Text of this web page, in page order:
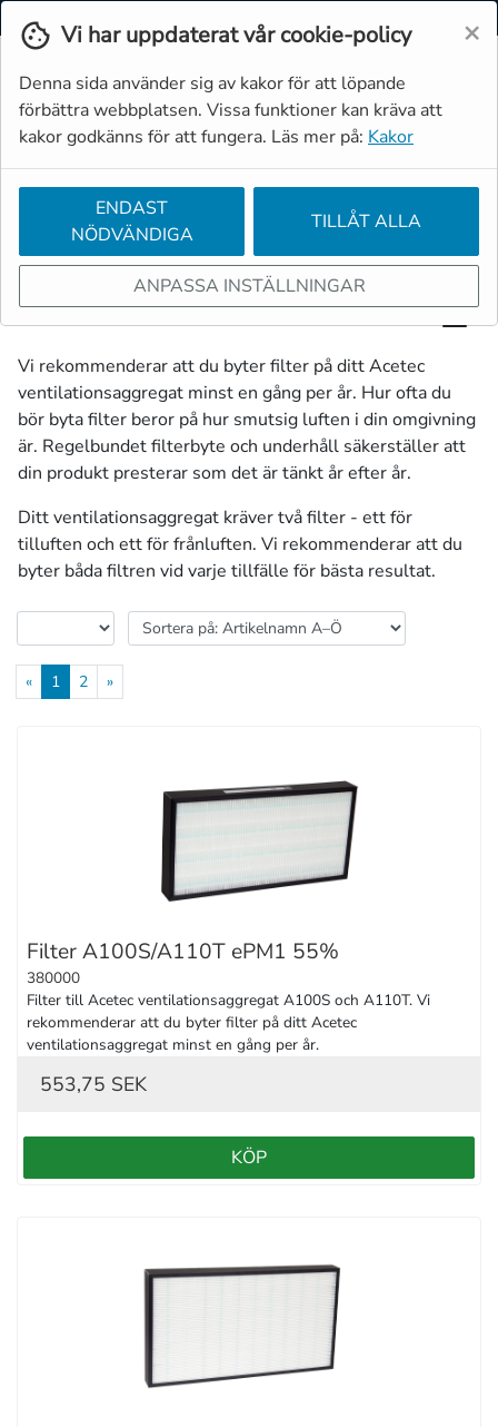
Vi har uppdaterat vår cookie-policy ×
Denna sida använder sig av kakor för att löpande
förbättra webbplatsen. Vissa funktioner kan kräva att
kakor godkänns för att fungera. Läs mer på: Kakor
ENDAST
NÖDVÄNDIGA
TILLÅT ALLA
ANPASSA INSTÄLLNINGAR
Svenska
Ventilationsaggregat
Filter
Vi rekommenderar att du byter filter på ditt Acetec
ventilationsaggregat minst en gång per år. Hur ofta du
bör byta filter beror på hur smutsig luften i din omgivning
är. Regelbundet filterbyte och underhåll säkerställer att
din produkt presterar som det är tänkt år efter år.
Ditt ventilationsaggregat kräver två filter - ett för
tilluften och ett för frånluften. Vi rekommenderar att du
byter båda filtren vid varje tillfälle för bästa resultat.
« 1 2 »
Filter A100S/A110T ePM1 55%
380000
Filter till Acetec ventilationsaggregat A100S och A110T. Vi
rekommenderar att du byter filter på ditt Acetec
ventilationsaggregat minst en gång per år.
553,75 SEK
KÖP